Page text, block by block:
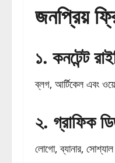
জনপ্রিয়
১. কনটেন্ট
ব্লগ, আর্টিকেল এবং
২. গ্রাফিক
লোগো, ব্যানার,